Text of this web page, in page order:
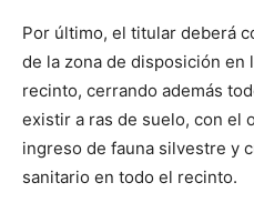
Por último, el titular deberá
de la zona de disposición en
recinto, cerrando además
existir a ras de suelo, con el
ingreso de fauna silvestre y
sanitario en todo el recinto.